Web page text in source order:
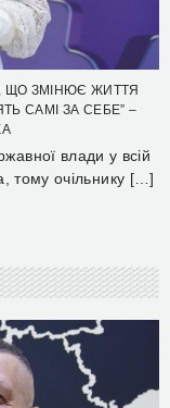
ЩО ЗМІНЮЄ ЖИТТЯ
САМІ ЗА СЕБЕ” –
влади у всій
тому очільнику […]